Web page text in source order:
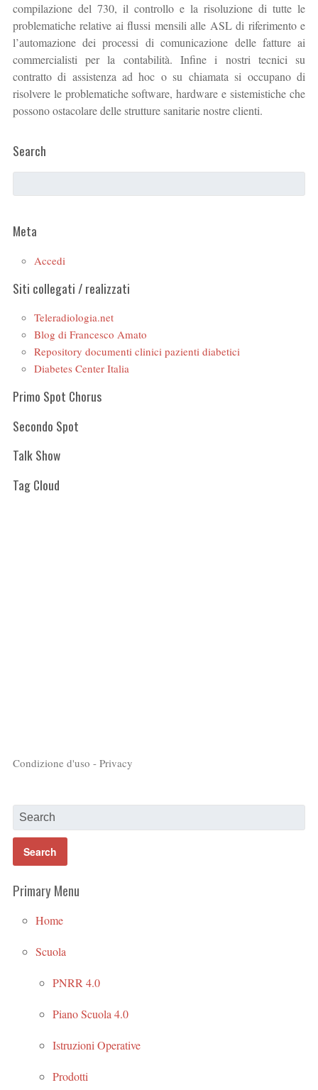
compilazione del 730, il controllo e la risoluzione di tutte le
problematiche relative ai flussi mensili alle ASL di riferimento e
l’automazione dei processi di comunicazione delle fatture ai
commercialisti per la contabilità. Infine i nostri tecnici su
contratto di assistenza ad hoc o su chiamata si occupano di
risolvere le problematiche software, hardware e sistemistiche che
possono ostacolare delle strutture sanitarie nostre clienti.
Search
Meta
Accedi
Siti collegati / realizzati
Teleradiologia.net
Blog di Francesco Amato
Repository documenti clinici pazienti diabetici
Diabetes Center Italia
Primo Spot Chorus
Secondo Spot
Talk Show
Tag Cloud
Condizione d'uso - Privacy
Primary Menu
Home
Scuola
PNRR 4.0
Piano Scuola 4.0
Istruzioni Operative
Prodotti